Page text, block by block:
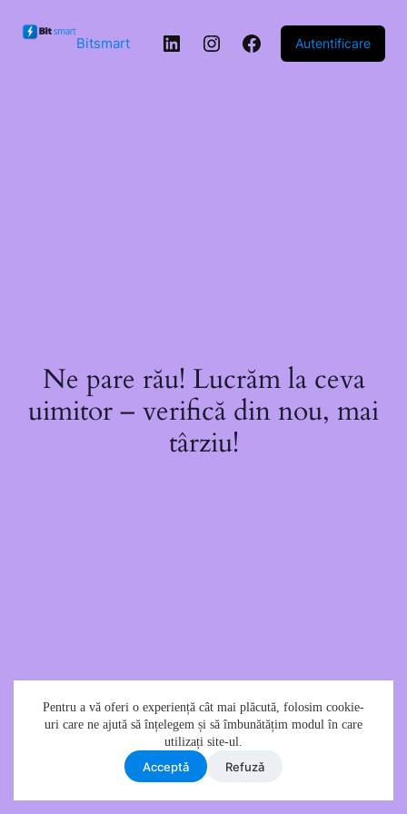
conținut
Pentru a vă oferi o experiență cât mai plăcută, folosim cookie-
uri care ne ajută să înțelegem și să îmbunătățim modul în care
utilizați site-ul.
Acceptǎ Refuzǎ
Bitsmart LinkedInInstagram
Facebook
Autentificare
Ne pare rău! Lucrăm la ceva
uimitor – verifică din nou, mai
târziu!